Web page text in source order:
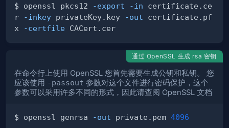
$ openssl pkcs12
-export -in certificate.ce
r
-inkey privateKey.key -out certificate.pf
x
-certfile
通过 OpenSSL 生成 rsa 密钥
在命令行上使用 OpenSSL 您首先需要生成公钥和私钥。 您
应该使用 -passout 参数对这个文件进行密码保护，这个
参数可以采用许多不同的形式，因此请查阅 OpenSSL 文档
$ openssl genrsa -out private.pem 4096